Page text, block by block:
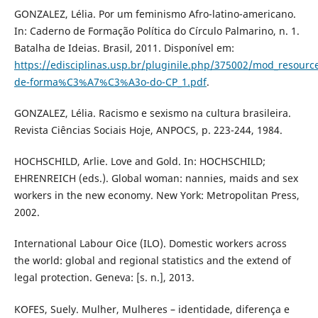
GONZALEZ, Lélia. Por um feminismo Afro-latino-americano.
In: Caderno de Formação Política do Círculo Palmarino, n. 1.
Batalha de Ideias. Brasil, 2011. Disponível em:
https://edisciplinas.usp.br/pluginile.php/375002/
de-forma%C3%A7%C3%A3o-do-CP_1.pdf.
GONZALEZ, Lélia. Racismo e sexismo na cultura brasileira.
Revista Ciências Sociais Hoje, ANPOCS, p. 223-244, 1984.
HOCHSCHILD, Arlie. Love and Gold. In: HOCHSCHILD;
EHRENREICH (eds.). Global woman: nannies, maids and sex
workers in the new economy. New York: Metropolitan Press,
2002.
International Labour Oice (ILO). Domestic workers across
the world: global and regional statistics and the extend of
legal protection. Geneva: [s. n.], 2013.
KOFES, Suely. Mulher, Mulheres – identidade, diferença e